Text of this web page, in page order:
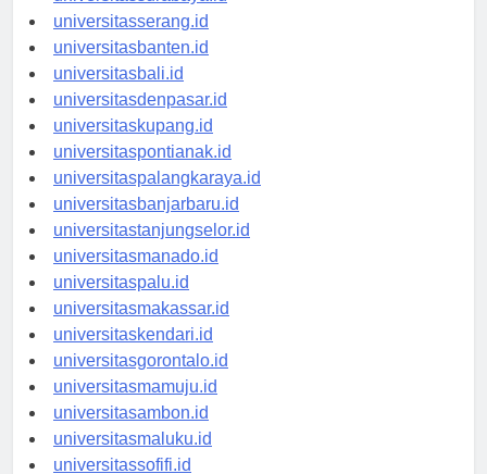
universitassurabaya.id
universitasserang.id
universitasbanten.id
universitasbali.id
universitasdenpasar.id
universitaskupang.id
universitaspontianak.id
universitaspalangkaraya.id
universitasbanjarbaru.id
universitastanjungselor.id
universitasmanado.id
universitaspalu.id
universitasmakassar.id
universitaskendari.id
universitasgorontalo.id
universitasmamuju.id
universitasambon.id
universitasmaluku.id